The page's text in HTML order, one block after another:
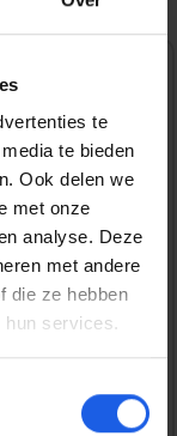
te
te bieden
Ook delen we
met onze
analyse. Deze
met andere
die ze hebben
services.